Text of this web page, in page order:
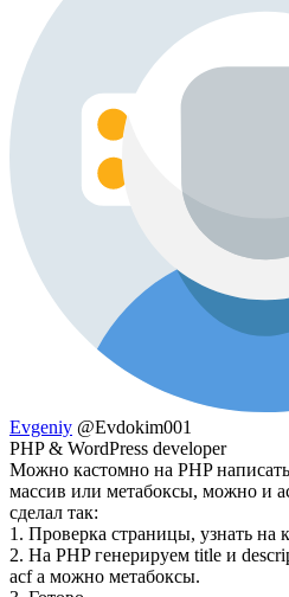
Evgeniy @Evdokim001
PHP & WordPress developer
Можно кастомно на PHP
массив или метабоксы, можно и
сделал так:
1. Проверка страницы, узнать на
2. На PHP генерируем title и
acf а можно метабоксы.